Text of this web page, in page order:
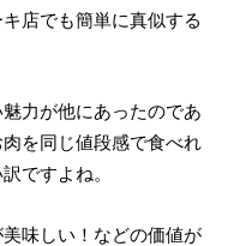
店でも簡単に真似する
力が他にあったのであ
を同じ値段感で食べれ
ですよね。
味しい！などの価値が